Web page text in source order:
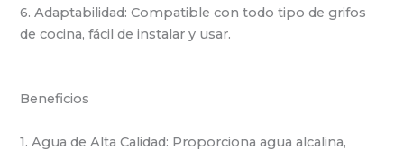
6. Adaptabilidad: Compatible con todo tipo de grifos
de cocina, fácil de instalar y usar.
Beneficios
1. Agua de Alta Calidad: Proporciona agua alcalina,